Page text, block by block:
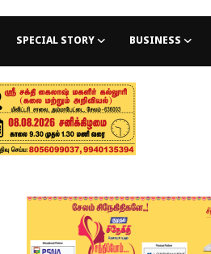
SPECIAL STORY BUSINESS